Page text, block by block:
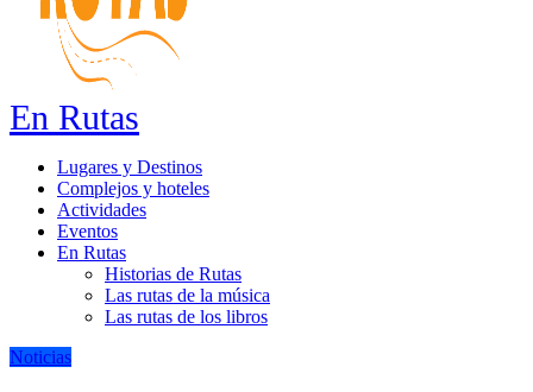
En Rutas
Lugares y Destinos
Complejos y hoteles
Actividades
Eventos
En Rutas
Historias de Rutas
Las rutas de la música
Las rutas de los libros
Noticias